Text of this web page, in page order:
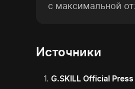
с максимальной
Источники
G.SKILL Official